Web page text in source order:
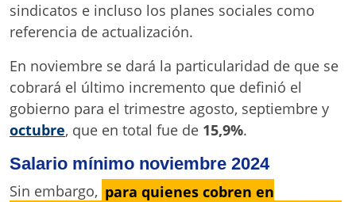
sindicatos e incluso los planes sociales como
referencia de actualización.
En noviembre se dará la particularidad de que se
cobrará el último incremento que definió el
gobierno para el trimestre agosto, septiembre y
octubre, que en total fue de 15,9%.
Salario mínimo noviembre 2024
Sin embargo, para quienes cobren en